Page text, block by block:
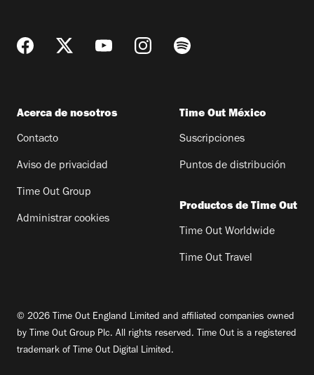
Acerca de nosotros
Contacto
Aviso de privacidad
Time Out Group
Administrar cookies
Time Out México
Suscripciones
Puntos de distribución
Productos de Time Out
Time Out Worldwide
Time Out Travel
© 2026 Time Out England Limited and affiliated companies owned
by Time Out Group Plc. All rights reserved. Time Out is a registered
trademark of Time Out Digital Limited.